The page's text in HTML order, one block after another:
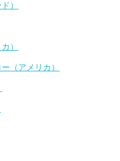
）
）
（アメリカ）